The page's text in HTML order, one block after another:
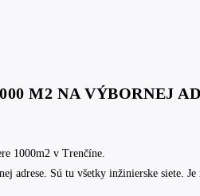
M2 NA VÝBORNEJ
1000m2 v Trenčíne.
adrese. Sú tu všetky inžinierske siete.